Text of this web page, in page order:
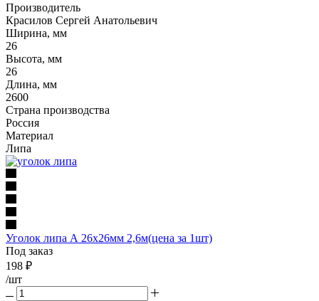
Производитель
Красилов Сергей Анатольевич
Ширина, мм
26
Высота, мм
26
Длина, мм
2600
Страна производства
Россия
Материал
Липа
Уголок липа А 26х26мм 2,6м(цена за 1шт)
Под заказ
198 ₽
/шт